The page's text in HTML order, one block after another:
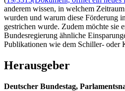
anderem wissen, in welchem
wurden und warum diese Förderung
gestrichen wurde. Zudem möchte sie
Bundesregierung ähnliche
Publikationen wie dem Schiller- oder
Herausgeber
Deutscher Bundestag,